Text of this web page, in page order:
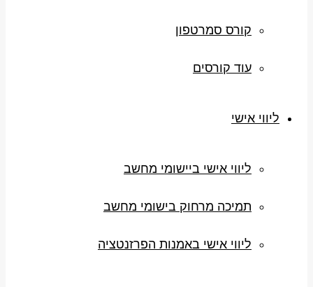
קורס סמרטפון
עוד קורסים
ליווי אישי
ליווי אישי ביישומי מחשב
תמיכה מרחוק בישומי מחשב
ליווי אישי באמנות הפרזנטציה